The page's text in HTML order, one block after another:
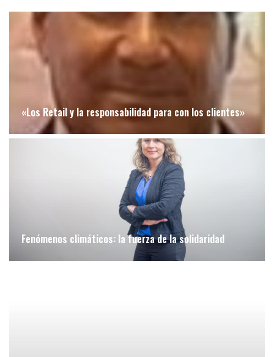
«Los Retail y la responsabilidad para con los clientes»
Fenómenos climáticos: la fuerza de la solidaridad